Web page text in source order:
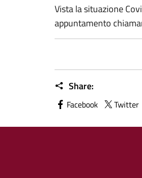
Vista la situazione
appuntamento
Share:
Facebook Twitter